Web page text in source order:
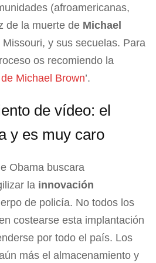
(afroamericanas,
de la muerte de Michael
y sus secuelas. Para
os recomiendo la
Michael Brown’.
de vídeo: el
y es muy caro
Obama buscara
la innovación
de policía. No todos los
costearse esta implantación
por todo el país. Los
más el almacenamiento y